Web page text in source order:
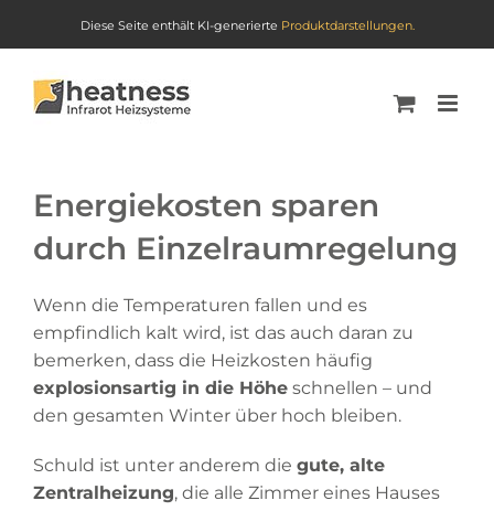
Diese Seite enthält KI-generierte Produktdarstellungen.
content
Energiekosten sparen
durch Einzelraumregelung
Wenn die Temperaturen fallen und es
empfindlich kalt wird, ist das auch daran zu
bemerken, dass die Heizkosten häufig
explosionsartig in die Höhe schnellen – und
den gesamten Winter über hoch bleiben.
Schuld ist unter anderem die gute, alte
Zentralheizung, die alle Zimmer eines Hauses